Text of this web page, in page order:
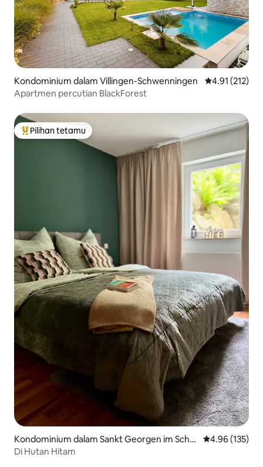
Kondominium dalam Villingen-Schwenningen Penarafan
4.91 (212)
Apartmen percutian BlackForest
Pilihan utama tetamu
Pilihan tetamu
Kondominium dalam Sankt Georgen im Schw
arzwald
Penarafan
4.96 (135)
Di Hutan Hitam